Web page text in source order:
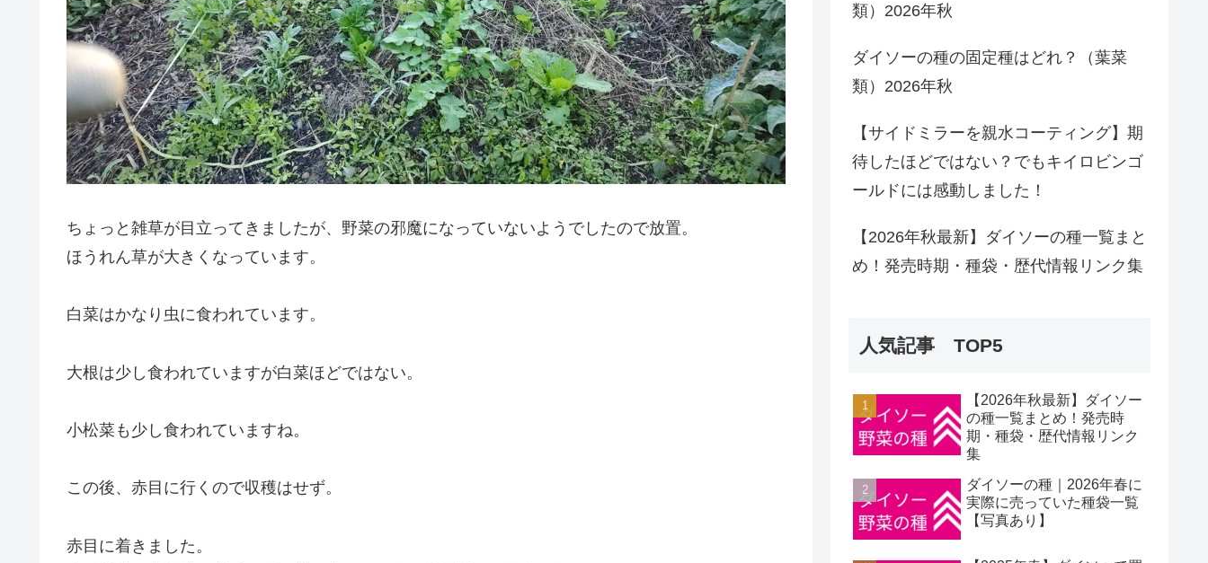
ちょっと雑草が目立ってきましたが、野菜の邪魔になっていないようでしたので放置。
ほうれん草が大きくなっています。
白菜はかなり虫に食われています。
大根は少し食われていますが白菜ほどではない。
小松菜も少し食われていますね。
この後、赤目に行くので収穫はせず。
赤目に着きました。
類）2026年秋
ダイソーの種の固定種はどれ？（葉菜
類）2026年秋
【サイドミラーを親水コーティング】期
待したほどではない？でもキイロビンゴ
ールドには感動しました！
【2026年秋最新】ダイソーの種一覧まと
め！発売時期・種袋・歴代情報リンク集
人気記事 TOP5
【2026年秋最新】ダイソー
の種一覧まとめ！発売時
期・種袋・歴代情報リンク
集
ダイソーの種｜2026年春に
実際に売っていた種袋一覧
【写真あり】